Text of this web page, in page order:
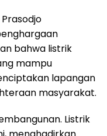
bahwa listrik
mampu
lapangan
masyarakat.
Listrik